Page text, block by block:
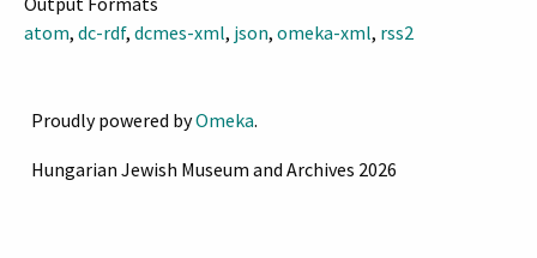
atom, dc-rdf, dcmes-xml, json, omeka-xml, rss2
Proudly powered byOmeka.
Hungarian Jewish Museum and Archives 2026